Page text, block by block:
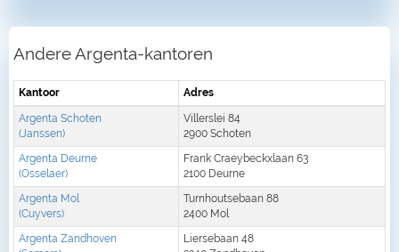
Andere Argenta-kantoren
Kantoor Adres
Argenta Schoten
(Janssen)
Villerslei 84
2900 Schoten
Argenta Deurne
(Osselaer)
Frank Craeybeckxlaan 63
2100 Deurne
Argenta Mol
(Cuyvers)
Turnhoutsebaan 88
2400 Mol
Argenta Zandhoven
Liersebaan 48